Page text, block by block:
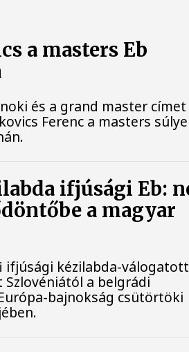
a masters Eb
és a grand master
Ferenc a masters
ifjúsági Eb:
a magyar
ifjúsági kézilabda-
a belgrádi
bajnokság csütörtöki